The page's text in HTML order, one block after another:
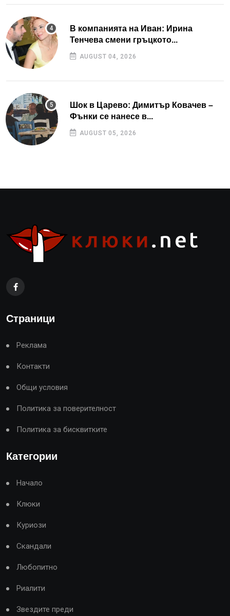
В компанията на Иван: Ирина
Тенчева смени гръцкото...
AUGUST 04, 2026
Шок в Царево: Димитър Ковачев –
Фънки се нанесе в...
AUGUST 05, 2026
Страници
Реклама
Контакти
Общи условия
Политика за поверителност
Политика за бисквитките
Категории
Начало
Клюки
Куриози
Скандали
Любопитно
Риалити
Звездите преди